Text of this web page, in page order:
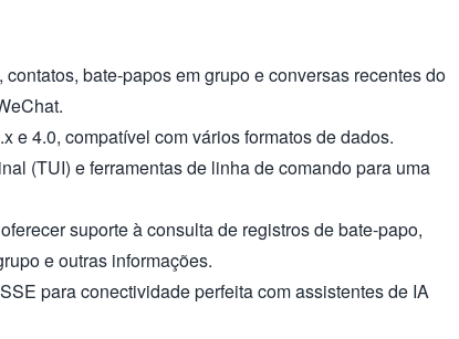
bate-papos em grupo e conversas recentes do
e 4.0, compatível com vários formatos de dados.
(TUI) e ferramentas de linha de comando para uma
suporte à consulta de registros de bate-papo,
e outras informações.
para conectividade perfeita com assistentes de IA